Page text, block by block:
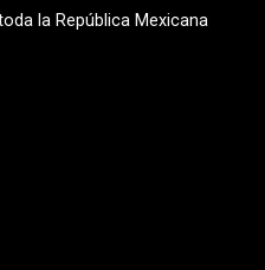
la República Mexicana